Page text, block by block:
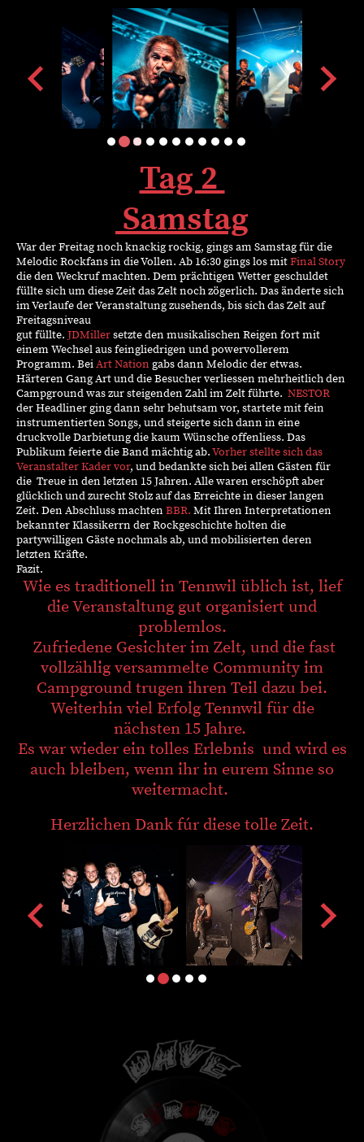
Tag 2
Samstag
War der Freitag noch knackig rockig, gings am Samstag für die
Melodic Rockfans in die Vollen. Ab 16:30 gings los mitFinal Story
die den Weckruf machten. Dem prächtigen Wetter geschuldet
füllte sich um diese Zeit das Zelt noch zögerlich. Das änderte sich
im Verlaufe der Veranstaltung zusehends, bis sich das Zelt auf
Freitagsniveau
gut füllte. JDMillersetzte den musikalischen Reigen fort mit
einem Wechsel aus feingliedrigen und powervollerem
Programm. BeiArt Nation gabs dann Melodic der etwas.
Härteren Gang Art und die Besucher verliessen mehrheitlich den
Campground was zur steigenden Zahl im Zelt führte. NESTOR
der Headliner ging dann sehr behutsam vor, startete mit fein
instrumentierten Songs, und steigerte sich dann in eine
druckvolle Darbietung die kaum Wünsche offenliess. Das
Publikum feierte die Band mächtig ab.Vorher stellte sich das
Veranstalter Kader vor, und bedankte sich bei allen Gästen für
die Treue in den letzten 15 Jahren. Alle waren erschöpft aber
glücklich und zurecht Stolz auf das Erreichte in dieser langen
Zeit. Den Abschluss machten BBR. Mit Ihren Interpretationen
bekannter Klassikerrn der Rockgeschichte holten die
partywilligen Gäste nochmals ab, und mobilisierten deren
letzten Kräfte.
Fazit.
Wie es traditionell in Tennwil üblich ist, lief
die Veranstaltung gut organisiert und
problemlos.
Zufriedene Gesichter im Zelt, und die fast
vollzählig versammelte Community im
Campground trugen ihren Teil dazu bei.
Weiterhin viel Erfolg Tennwil für die
nächsten 15 Jahre.
Es war wieder ein tolles Erlebnis und wird es
auch bleiben, wenn ihr in eurem Sinne so
weitermacht.
Herzlichen Dank fúr diese tolle Zeit.